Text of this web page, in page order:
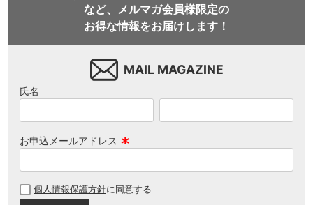
など、メルマガ会員様限定の
お得な情報をお届けします！
MAIL MAGAZINE
氏名
お申込メールアドレス
須
個人情報保護方針に同意する